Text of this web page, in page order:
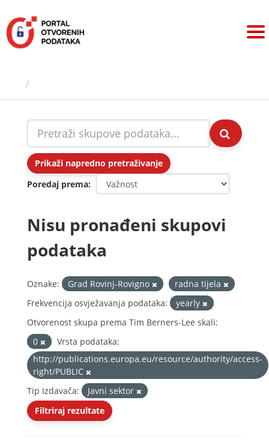
sadržaj
Prikaži napredno pretraživanje
Poredaj prema
Nisu pronađeni skupovi
podataka
Oznake: Grad Rovinj-Rovigno
radna tijela
Frekvencija osvježavanja podataka:
yearly
Otvorenost skupa prema Tim Berners-Lee skali:
0
Vrsta podataka:
http://publications.europa.eu/resource/authority/access-
right/PUBLIC
Tip Izdavača:
Javni sektor
Filtriraj rezultate